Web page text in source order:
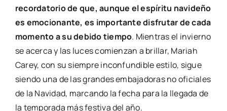
recordatorio de que, aunque el espíritu navideño
es emocionante, es importante disfrutar de cada
momento a su debido tiempo. Mientras el invierno
se acerca y las luces comienzan a brillar, Mariah
Carey, con su siempre inconfundible estilo, sigue
siendo una de las grandes embajadoras no oficiales
de la Navidad, marcando la fecha para la llegada de
la temporada más festiva del año.